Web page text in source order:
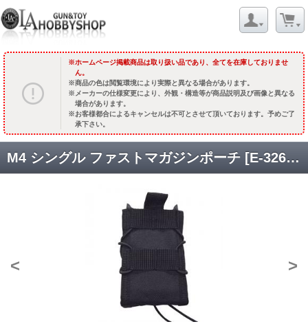
ホームページ掲載商品は取り扱い品であり、全てを在庫しておりませ
ん。
商品の色は閲覧環境により実際と異なる場合があります。
メーカーの仕様変更により、外観・構造等が商品説明及び画像と異なる
場合があります。
お客様都合によるキャンセルは不可とさせて頂いております。予めご了
承下さい。
M4 シングル ファストマガジンポーチ [E-326] [取寄]
< >